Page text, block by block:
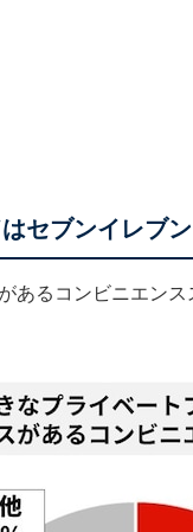
セブンイレブン
あるコンビニエン